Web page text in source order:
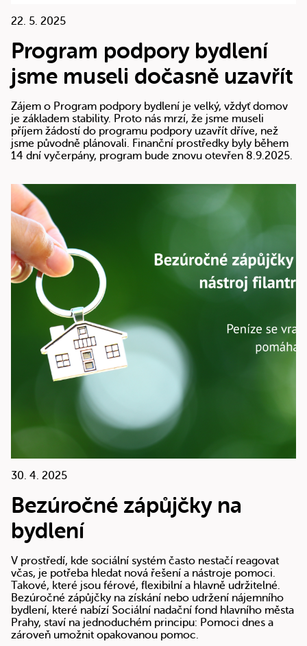
22. 5. 2025
Program podpory bydlení
jsme museli dočasně uzavřít
Zájem o Program podpory bydlení je velký, vždyť domov
je základem stability. Proto nás mrzí, že jsme museli
příjem žádostí do programu podpory uzavřít dříve, než
jsme původně plánovali. Finanční prostředky byly během
14 dní vyčerpány, program bude znovu otevřen 8.9.2025.
30. 4. 2025
Bezúročné zápůjčky na
bydlení
V prostředí, kde sociální systém často nestačí reagovat
včas, je potřeba hledat nová řešení a nástroje pomoci.
Takové, které jsou férové, flexibilní a hlavně udržitelné.
Bezúročné zápůjčky na získání nebo udržení nájemního
bydlení, které nabízí Sociální nadační fond hlavního města
Prahy, staví na jednoduchém principu: Pomoci dnes a
zároveň umožnit opakovanou pomoc.